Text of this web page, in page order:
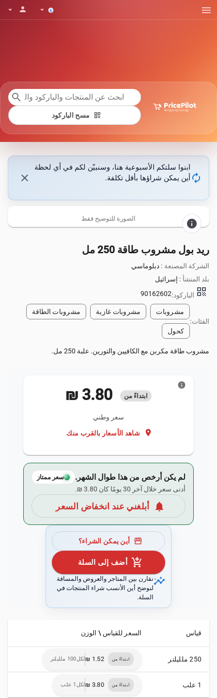
menu
arrow_drop_down
person
arrow_drop_down
search
qr_code مسح الباركود
autorenew
ابنوا سلتكم الأسبوعية هنا، وسنبيّن لكم في أي لحظة
أين يمكن شراؤها بأقل تكلفة.
close
info الصورة للتوضيح فقط
ريد بول مشروب طاقة 250 مل
الشركة المصنعة : دبلوماسي
بلد المنشأ : إسرائيل
qr_code الباركود:90162602
الفئات:
مشروبات مشروبات غازية مشروبات الطاقة
كحول
مشروب طاقة مكربن مع الكافيين والتورين. علبة 250 مل.
ابتداءً من
سعر وطني
location_on شاهد الأسعار بالقرب منك
info
لم يكن أرخص من هذا طوال الشهر. سعر ممتاز
أدنى سعر خلال آخر 30 يومًا كان ‏3.80 ₪.
notifications أبلغني عند انخفاض السعر
storefront أين يمكن الشراء؟
add_shopping_cart أضف إلى السلة
insightsنقارن بين المتاجر والعروض والمسافة
لنوضح أين الأنسب شراء المنتجات في
السلة.
قياس السعر للقياس \ الوزن
250 ملليلتر ابتداءً من ‏1.52 ₪ لكل100 ملليلتر
1 علب ابتداءً من ‏3.80 ₪ لكل1 علب